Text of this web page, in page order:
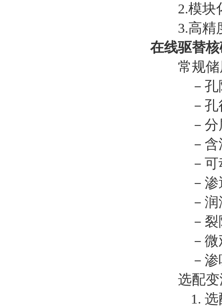
2.模块化
3.高精度
在线驱替
常规储
－孔
－孔
－分层
－含
－可动
－渗
－润
－裂
－微
－渗
选配变
1. 选配